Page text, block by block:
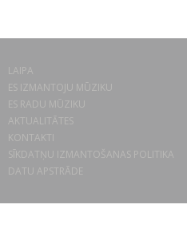
LAIPA
ES IZMANTOJU MŪZIKU
ES RADU MŪZIKU
AKTUALITĀTES
KONTAKTI
SĪKDATŅU IZMANTOŠANAS POLITIKA
DATU APSTRĀDE